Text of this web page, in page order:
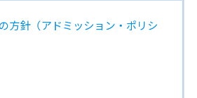
方針（アドミッション・ポリシ